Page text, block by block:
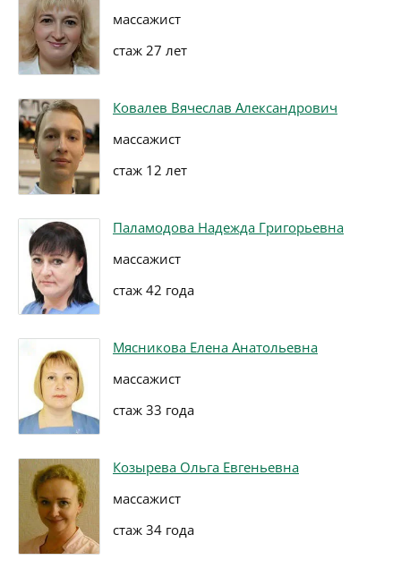
массажист
стаж 27 лет
Ковалев Вячеслав Александрович
массажист
стаж 12 лет
Паламодова Надежда Григорьевна
массажист
стаж 42 года
Мясникова Елена Анатольевна
массажист
стаж 33 года
Козырева Ольга Евгеньевна
массажист
стаж 34 года